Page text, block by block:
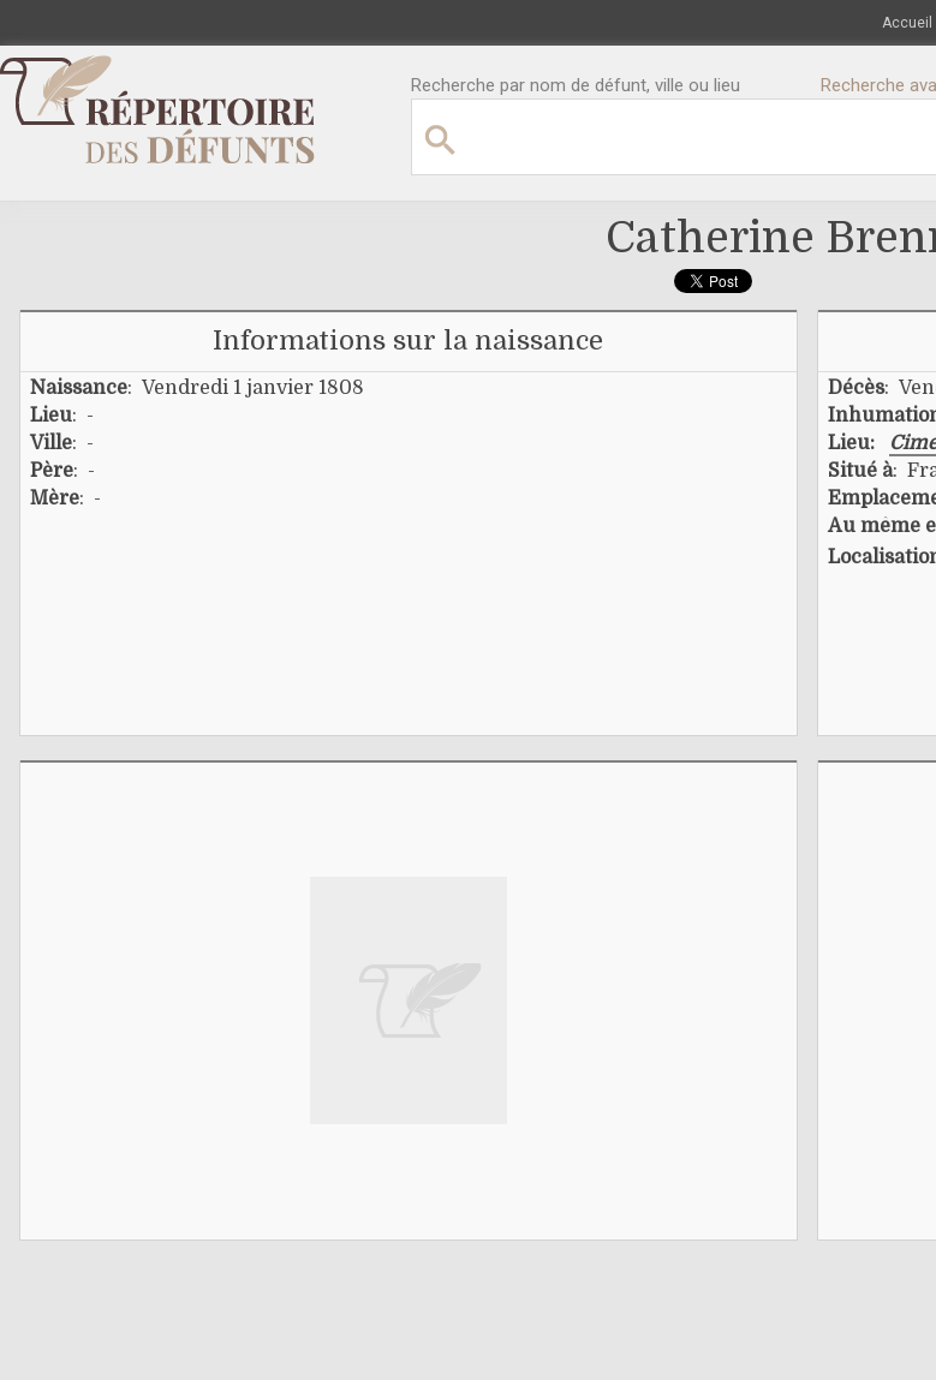
Accueil
Recherche par nom de défunt, ville ou lieu Recherche
Catherine
Informations sur la naissance
Naissance: Vendredi 1 janvier 1808
Lieu: -
Ville: -
Père: -
Mère: -
Décès:
Lieu:
Situé à:
Au même